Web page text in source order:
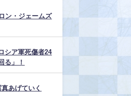
ン・ジェームズ
シア軍死傷者24
る」！
あげていく